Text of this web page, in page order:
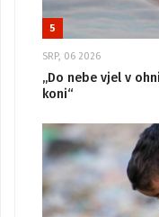
5
SRP, 06 2026
„Do nebe vjel v
koni“